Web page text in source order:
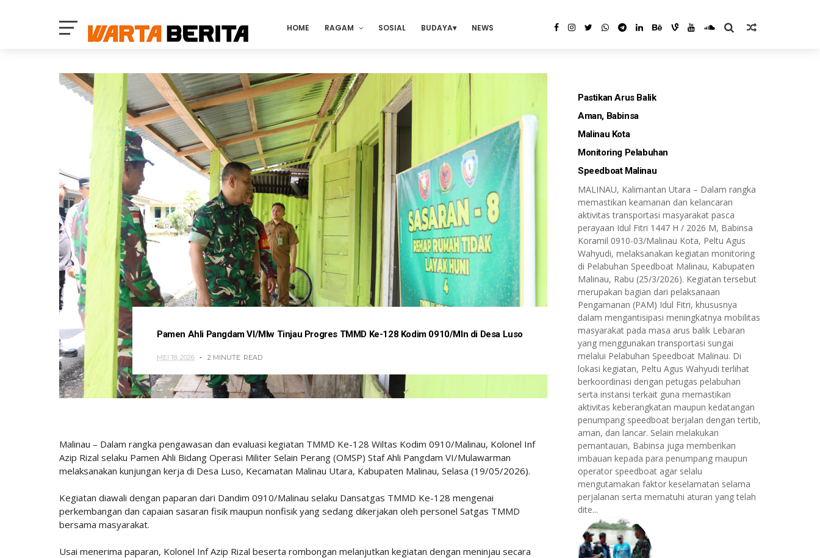
HOME RAGAM SOSIAL BUDAYA NEWS
Pamen Ahli Pangdam VI/Mlw Tinjau Progres TMMD Ke-128 Kodim 0910/Mln di Desa Luso
MEI 18, 2026 2 MINUTE READ
Malinau – Dalam rangka pengawasan dan evaluasi kegiatan TMMD Ke-128 Wiltas Kodim 0910/Malinau, Kolonel Inf
Azip Rizal selaku Pamen Ahli Bidang Operasi Militer Selain Perang (OMSP) Staf Ahli Pangdam VI/Mulawarman
melaksanakan kunjungan kerja di Desa Luso, Kecamatan Malinau Utara, Kabupaten Malinau, Selasa (19/05/2026).
Kegiatan diawali dengan paparan dari Dandim 0910/Malinau selaku Dansatgas TMMD Ke-128 mengenai
perkembangan dan capaian sasaran fisik maupun nonfisik yang sedang dikerjakan oleh personel Satgas TMMD
bersama masyarakat.
Usai menerima paparan, Kolonel Inf Azip Rizal beserta rombongan melanjutkan kegiatan dengan meninjau secara
Pastikan Arus Balik
Aman, Babinsa
Malinau Kota
Monitoring Pelabuhan
Speedboat Malinau
MALINAU, Kalimantan Utara – Dalam rangka
memastikan keamanan dan kelancaran
aktivitas transportasi masyarakat pasca
perayaan Idul Fitri 1447 H / 2026 M, Babinsa
Koramil 0910-03/Malinau Kota, Peltu Agus
Wahyudi, melaksanakan kegiatan monitoring
di Pelabuhan Speedboat Malinau, Kabupaten
Malinau, Rabu (25/3/2026). Kegiatan tersebut
merupakan bagian dari pelaksanaan
Pengamanan (PAM) Idul Fitri, khususnya
dalam mengantisipasi meningkatnya mobilitas
masyarakat pada masa arus balik Lebaran
yang menggunakan transportasi sungai
melalui Pelabuhan Speedboat Malinau. Di
lokasi kegiatan, Peltu Agus Wahyudi terlihat
berkoordinasi dengan petugas pelabuhan
serta instansi terkait guna memastikan
aktivitas keberangkatan maupun kedatangan
penumpang speedboat berjalan dengan tertib,
aman, dan lancar. Selain melakukan
pemantauan, Babinsa juga memberikan
imbauan kepada para penumpang maupun
operator speedboat agar selalu
mengutamakan faktor keselamatan selama
perjalanan serta mematuhi aturan yang telah
dite...